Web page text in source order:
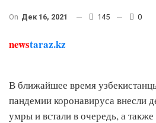
On Дек 16, 2021 145 0
newstaraz.kz
В ближайшее время
пандемии коронавируса внесли
умры и встали в очередь, а